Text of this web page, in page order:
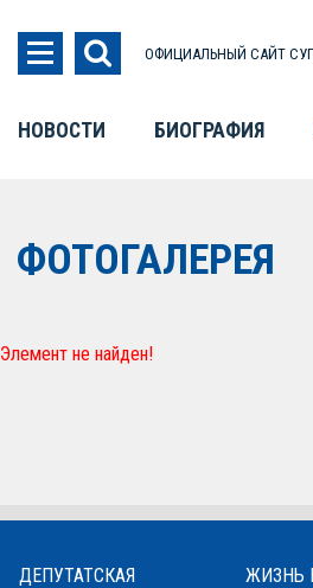
ОФИЦИАЛЬНЫЙ САЙТ
НОВОСТИ БИОГРАФИЯ
ФОТОГАЛЕРЕЯ
Элемент не найден!
ДЕПУТАТСКАЯ
ЖИЗНЬ